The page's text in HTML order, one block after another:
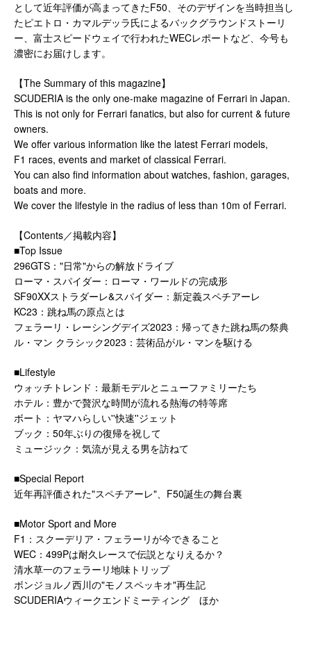
として近年評価が高まってきたF50、そのデザインを当時担当し
たピエトロ・カマルデッラ氏によるバックグラウンドストーリ
ー、富士スピードウェイで行われたWECレポートなど、今号も
濃密にお届けします。
【The Summary of this magazine】
SCUDERIA is the only one-make magazine of Ferrari in Japan.
This is not only for Ferrari fanatics, but also for current & future
owners.
We offer various information like the latest Ferrari models,
F1 races, events and market of classical Ferrari.
You can also find information about watches, fashion, garages,
boats and more.
We cover the lifestyle in the radius of less than 10m of Ferrari.
【Contents／掲載内容】
■Top Issue
296GTS："日常"からの解放ドライブ
ローマ・スパイダー：ローマ・ワールドの完成形
SF90XXストラダーレ&スパイダー：新定義スペチアーレ
KC23：跳ね馬の原点とは
フェラーリ・レーシングデイズ2023：帰ってきた跳ね馬の祭典
ル・マン クラシック2023：芸術品がル・マンを駆ける
■Lifestyle
ウォッチトレンド：最新モデルとニューファミリーたち
ホテル：豊かで贅沢な時間が流れる熱海の特等席
ボート：ヤマハらしい''快速''ジェット
ブック：50年ぶりの復帰を祝して
ミュージック：気流が見える男を訪ねて
■Special Report
近年再評価された"スペチアーレ"、F50誕生の舞台裏
■Motor Sport and More
F1：スクーデリア・フェラーリが今できること
WEC：499Pは耐久レースで伝説となりえるか？
清水草一のフェラーリ地味トリップ
ボンジョルノ西川の"モノスペッキオ"再生記
SCUDERIAウィークエンドミーティング ほか